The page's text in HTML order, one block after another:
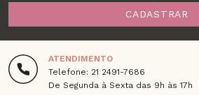
CADASTRAR
ATENDIMENTO
Telefone: 21 2491-7686
De Segunda à Sexta das 9h às 17h